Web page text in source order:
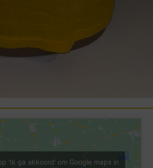
'Ik ga akkoord' om Google maps in